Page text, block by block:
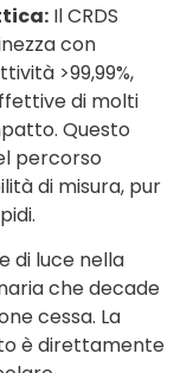
Il CRDS
con
>99,99%,
di molti
Questo
percorso
di misura, pur
di luce nella
che decade
cessa. La
è direttamente